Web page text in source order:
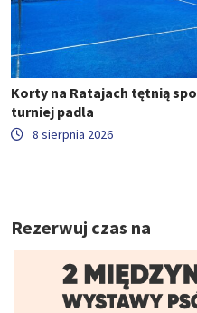
Korty na Ratajach tętnią
turniej padla
8 sierpnia 2026
Rezerwuj czas na